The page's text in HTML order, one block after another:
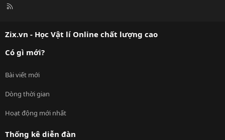
R
Zix.vn - Học Vật lí Online chất lượng cao
Có gì mới?
Bài viết mới
Dòng thời gian
Hoạt động mới nhất
Thống kê diễn đàn